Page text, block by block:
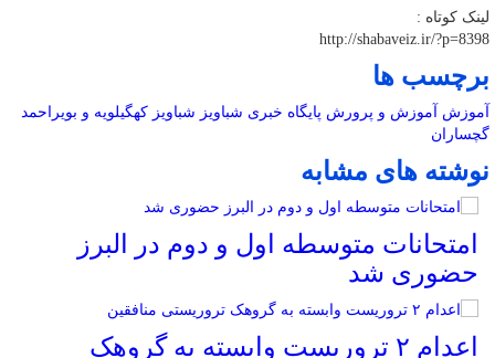
لینک کوتاه :
http://shabaveiz.ir/?p=8398
برچسب ها
آموزش آموزش و پرورش پایگاه خبری شباویز شباویز کهگیلویه و بویراحمد
گچساران
نوشته های مشابه
امتحانات متوسطه اول و دوم در البرز
حضوری شد
اعدام ۲ تروریست وابسته به گروهک